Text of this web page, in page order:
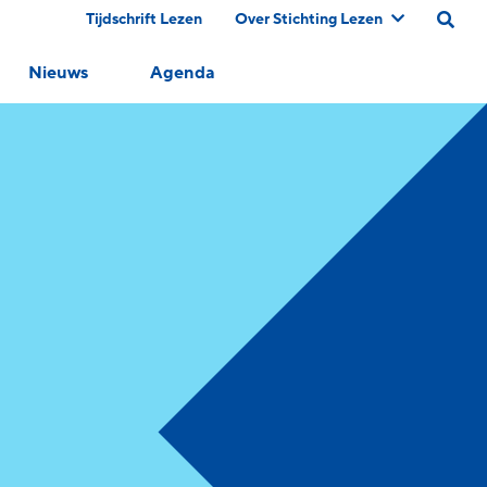
Tijdschrift Lezen Over Stichting Lezen
Nieuws Agenda